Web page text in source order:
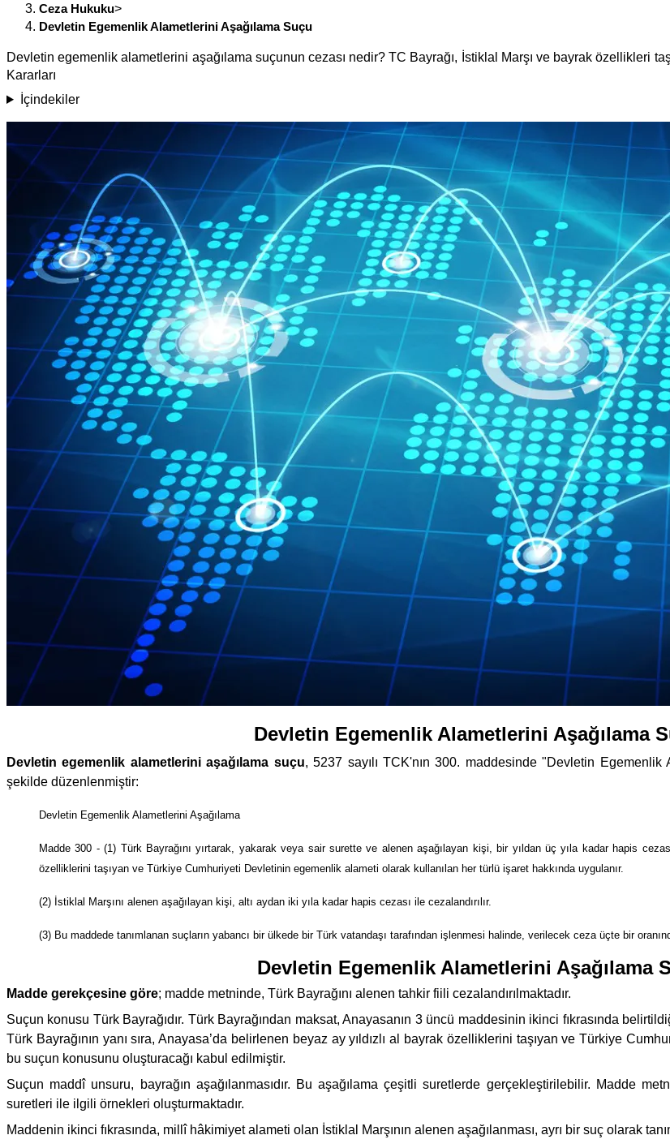
Ceza Hukuku>
Devletin Egemenlik Alametlerini Aşağılama Suçu
Devletin egemenlik alametlerini aşağılama suçunun cezası nedir? TC Bayrağı, İstiklal Marşı ve bayrak özellikleri
Kararları
İçindekiler
Devletin Egemenlik Alametlerini Aşağılama
Devletin egemenlik alametlerini aşağılama suçu, 5237 sayılı TCK'nın 300. maddesinde "Devletin Egemenlik
şekilde düzenlenmiştir:
Devletin Egemenlik Alametlerini Aşağılama
Madde 300 - (1) Türk Bayrağını yırtarak, yakarak veya sair surette ve alenen aşağılayan kişi, bir yıldan üç yıla kadar hapis
özelliklerini taşıyan ve Türkiye Cumhuriyeti Devletinin egemenlik alameti olarak kullanılan her türlü işaret hakkında uygulanır.
(2) İstiklal Marşını alenen aşağılayan kişi, altı aydan iki yıla kadar hapis cezası ile cezalandırılır.
(3) Bu maddede tanımlanan suçların yabancı bir ülkede bir Türk vatandaşı tarafından işlenmesi halinde, verilecek ceza üçte bir
Devletin Egemenlik Alametlerini Aşağılama
Madde gerekçesine göre; madde metninde, Türk Bayrağını alenen tahkir fiili cezalandırılmaktadır.
Suçun konusu Türk Bayrağıdır. Türk Bayrağından maksat, Anayasanın 3 üncü maddesinin ikinci fıkrasında
Türk Bayrağının yanı sıra, Anayasa’da belirlenen beyaz ay yıldızlı al bayrak özelliklerini taşıyan ve Türkiye
bu suçun konusunu oluşturacağı kabul edilmiştir.
Suçun maddî unsuru, bayrağın aşağılanmasıdır. Bu aşağılama çeşitli suretlerde gerçekleştirilebilir. Madde
suretleri ile ilgili örnekleri oluşturmaktadır.
Maddenin ikinci fıkrasında, millî hâkimiyet alameti olan İstiklal Marşının alenen aşağılanması, ayrı bir suç olarak